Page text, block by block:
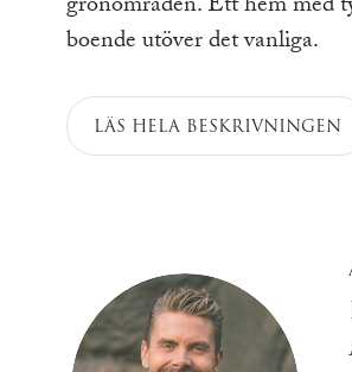
boende utöver det vanliga.
LÄS HELA BESKRIVNINGEN